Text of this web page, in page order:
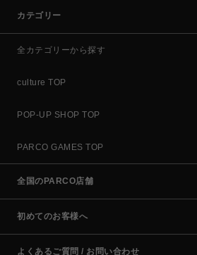
カテゴリー
全カテゴリーから探す
culture TOP
POP-UP SHOP TOP
PARCO GAMES TOP
全国のPARCO店舗
初めてのお客様へ
よくあるご質問 / お問い合わせ